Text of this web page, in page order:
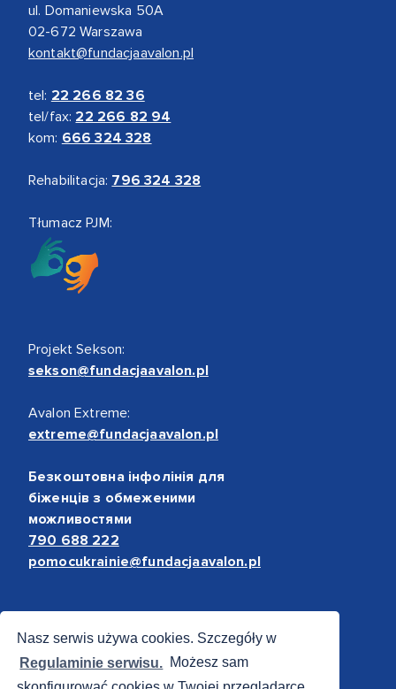
Nasz serwis używa cookies. Szczegóły w
Regulaminie serwisu. Możesz sam
ul. Domaniewska 50A
02-672 Warszawa
kontakt@fundacjaavalon.pl
tel: 22 266 82 36
tel/fax: 22 266 82 94
kom: 666 324 328
Rehabilitacja: 796 324 328
Tłumacz PJM:
Projekt Sekson:
sekson@fundacjaavalon.pl
Avalon Extreme:
extreme@fundacjaavalon.pl
Безкоштовна інфолінія для
біженців з обмеженими
можливостями
790 688 222
pomocukrainie@fundacjaavalon.pl
Bezpieczne płatności